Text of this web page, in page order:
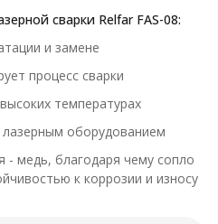
сварки Relfar FAS-08:
и замене
процесс сварки
температурах
оборудованием
- медь, благодаря чему сопло
к коррозии и износу